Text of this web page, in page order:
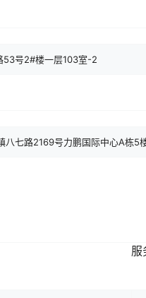
53号2#楼一层103室-2
八七路2169号力鹏国际中心A栋5
服